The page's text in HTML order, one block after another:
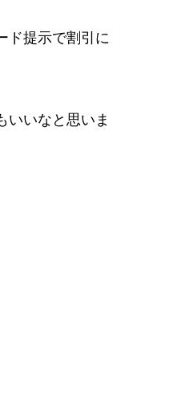
ド提示で割引に
いいなと思いま